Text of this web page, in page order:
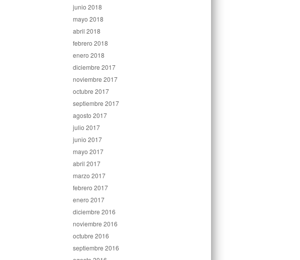
junio 2018
mayo 2018
abril 2018
febrero 2018
enero 2018
diciembre 2017
noviembre 2017
octubre 2017
septiembre 2017
agosto 2017
julio 2017
junio 2017
mayo 2017
abril 2017
marzo 2017
febrero 2017
enero 2017
diciembre 2016
noviembre 2016
octubre 2016
septiembre 2016